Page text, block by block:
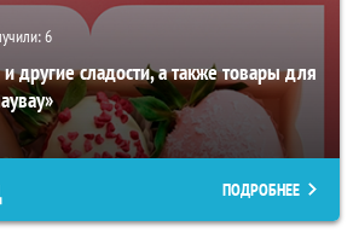
6
другие сладости, а также товары для
ПОДРОБНЕЕ